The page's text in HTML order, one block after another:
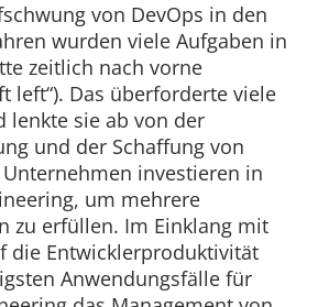
von DevOps in den
wurden viele Aufgaben in
zeitlich nach vorne
left“). Das überforderte viele
lenkte sie ab von der
und der Schaffung von
investieren in
um mehrere
zu erfüllen. Im Einklang mit
die Entwicklerproduktivität
Anwendungsfälle für